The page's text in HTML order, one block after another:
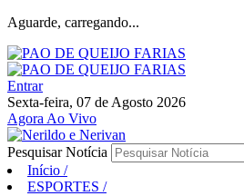
Aguarde, carregando...
Entrar
Sexta-feira, 07 de Agosto 2026
Agora Ao Vivo
Pesquisar Notícia
Início /
ESPORTES /